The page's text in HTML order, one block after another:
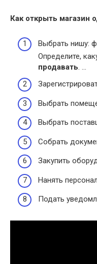
Как открыть магазин
Выбрать нишу:
Определите,
продавать. …
Выбрать
Выбрать
Собрать
Закупить
Нанять
Подать